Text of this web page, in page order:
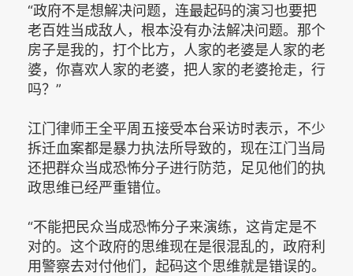
“政府不是想解决问题，连最起码的演习也要把
老百姓当成敌人，根本没有办法解决问题。那个
房子是我的，打个比方，人家的老婆是人家的老
婆，你喜欢人家的老婆，把人家的老婆抢走，行
吗？”
江门律师王全平周五接受本台采访时表示，不少
拆迁血案都是暴力执法所导致的，现在江门当局
还把群众当成恐怖分子进行防范，足见他们的执
政思维已经严重错位。
“不能把民众当成恐怖分子来演练，这肯定是不
对的。这个政府的思维现在是很混乱的，政府利
用警察去对付他们，起码这个思维就是错误的。